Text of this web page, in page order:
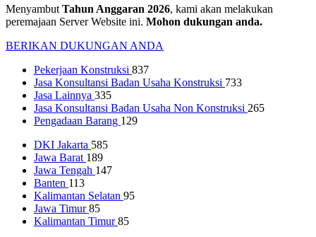
Menyambut Tahun Anggaran 2026, kami akan melakukan
peremajaan Server Website ini. Mohon dukungan anda.
BERIKAN DUKUNGAN ANDA
Pekerjaan Konstruksi 837
Jasa Konsultansi Badan Usaha Konstruksi 733
Jasa Lainnya 335
Jasa Konsultansi Badan Usaha Non Konstruksi 265
Pengadaan Barang 129
DKI Jakarta 585
Jawa Barat 189
Jawa Tengah 147
Banten 113
Kalimantan Selatan 95
Jawa Timur85
Kalimantan Timur85